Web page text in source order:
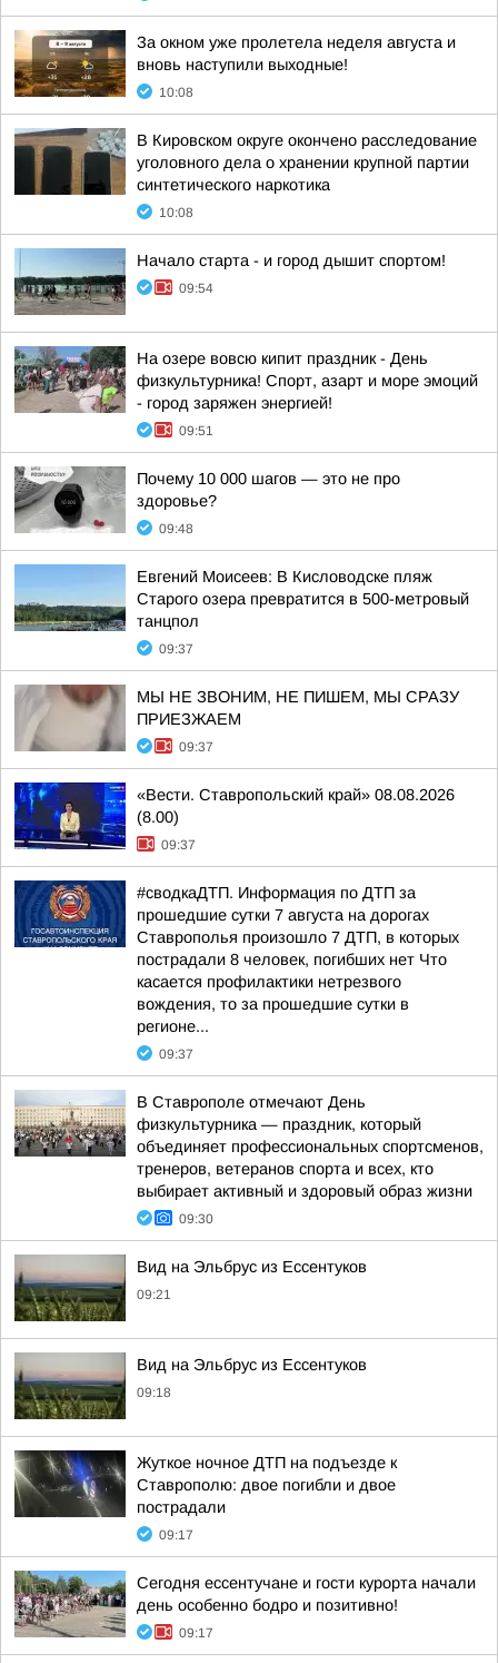
За окном уже пролетела неделя августа и
вновь наступили выходные!
10:08
В Кировском округе окончено расследование
уголовного дела о хранении крупной партии
синтетического наркотика
10:08
Начало старта - и город дышит спортом!
09:54
На озере вовсю кипит праздник - День
физкультурника! Спорт, азарт и море эмоций
- город заряжен энергией!
09:51
Почему 10 000 шагов — это не про
здоровье?
09:48
Евгений Моисеев: В Кисловодске пляж
Старого озера превратится в 500-метровый
танцпол
09:37
МЫ НЕ ЗВОНИМ, НЕ ПИШЕМ, МЫ СРАЗУ
ПРИЕЗЖАЕМ
09:37
«Вести. Ставропольский край» 08.08.2026
(8.00)
09:37
#сводкаДТП. Информация по ДТП за
прошедшие сутки 7 августа на дорогах
Ставрополья произошло 7 ДТП, в которых
пострадали 8 человек, погибших нет Что
касается профилактики нетрезвого
вождения, то за прошедшие сутки в
регионе...
09:37
В Ставрополе отмечают День
физкультурника — праздник, который
объединяет профессиональных спортсменов,
тренеров, ветеранов спорта и всех, кто
выбирает активный и здоровый образ жизни
09:30
Вид на Эльбрус из Ессентуков
09:21
Вид на Эльбрус из Ессентуков
09:18
Жуткое ночное ДТП на подъезде к
Ставрополю: двое погибли и двое
пострадали
09:17
Сегодня ессентучане и гости курорта начали
день особенно бодро и позитивно!
09:17